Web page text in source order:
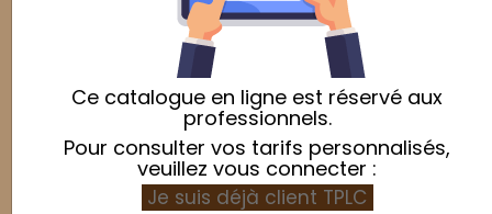
Ce catalogue en ligne est réservé aux
professionnels.
Pour consulter vos tarifs personnalisés,
veuillez vous connecter :
Je suis déjà client TPLC